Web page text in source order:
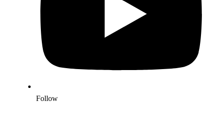
Follow